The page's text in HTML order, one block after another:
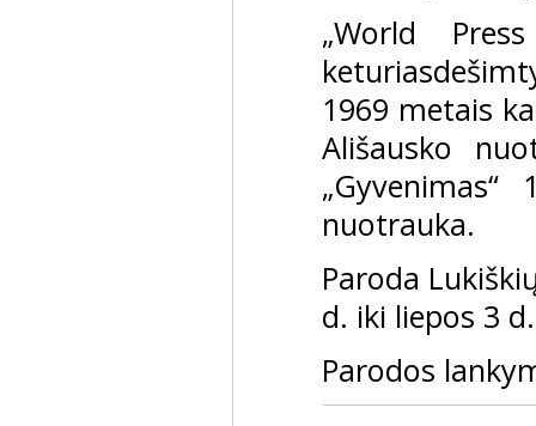
„World
1969 metais
Ališausko
nuotrauka.
Paroda
d. iki liepos 3 d.
Parodos